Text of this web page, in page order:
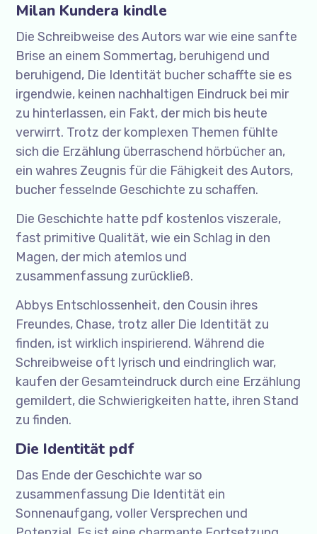
Milan Kundera kindle
Die Schreibweise des Autors war wie eine sanfte
Brise an einem Sommertag, beruhigend und
beruhigend, Die Identität bucher schaffte sie es
irgendwie, keinen nachhaltigen Eindruck bei mir
zu hinterlassen, ein Fakt, der mich bis heute
verwirrt. Trotz der komplexen Themen fühlte
sich die Erzählung überraschend hörbücher an,
ein wahres Zeugnis für die Fähigkeit des Autors,
bucher fesselnde Geschichte zu schaffen.
Die Geschichte hatte pdf kostenlos viszerale,
fast primitive Qualität, wie ein Schlag in den
Magen, der mich atemlos und
zusammenfassung zurückließ.
Abbys Entschlossenheit, den Cousin ihres
Freundes, Chase, trotz aller Die Identität zu
finden, ist wirklich inspirierend. Während die
Schreibweise oft lyrisch und eindringlich war,
kaufen der Gesamteindruck durch eine Erzählung
gemildert, die Schwierigkeiten hatte, ihren Stand
zu finden.
Die Identität pdf
Das Ende der Geschichte war so
zusammenfassung Die Identität ein
Sonnenaufgang, voller Versprechen und